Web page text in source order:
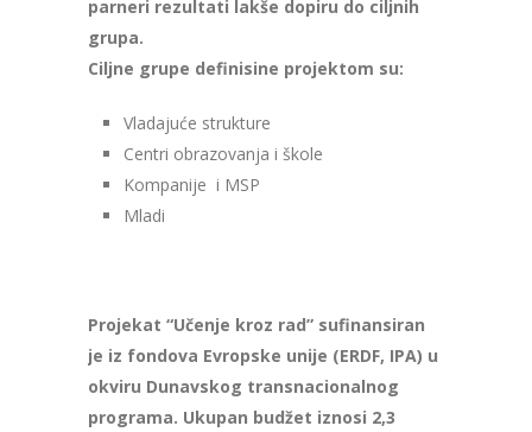
parneri rezultati lakše dopiru do ciljnih
grupa.
Ciljne grupe definisine projektom su:
Vladajuće strukture
Centri obrazovanja i škole
Kompanije i MSP
Mladi
Projekat “Učenje kroz rad” sufinansiran
je iz fondova Evropske unije (ERDF, IPA) u
okviru Dunavskog transnacionalnog
programa. Ukupan budžet iznosi 2,3